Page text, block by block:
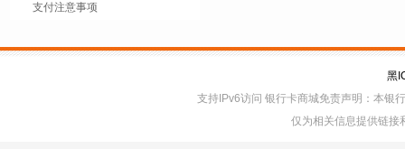
支付注意事项
黑
支持IPv6访问 银行卡商城免责声明：本银
仅为相关信息提供链接